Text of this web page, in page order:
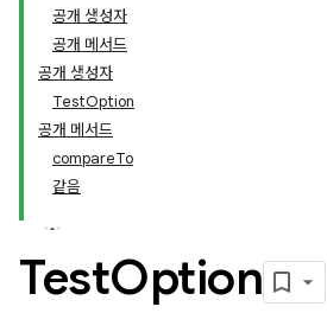
공개 생성자
공개 메서드
공개 생성자
TestOption
공개 메서드
compareTo
같음
TestOption